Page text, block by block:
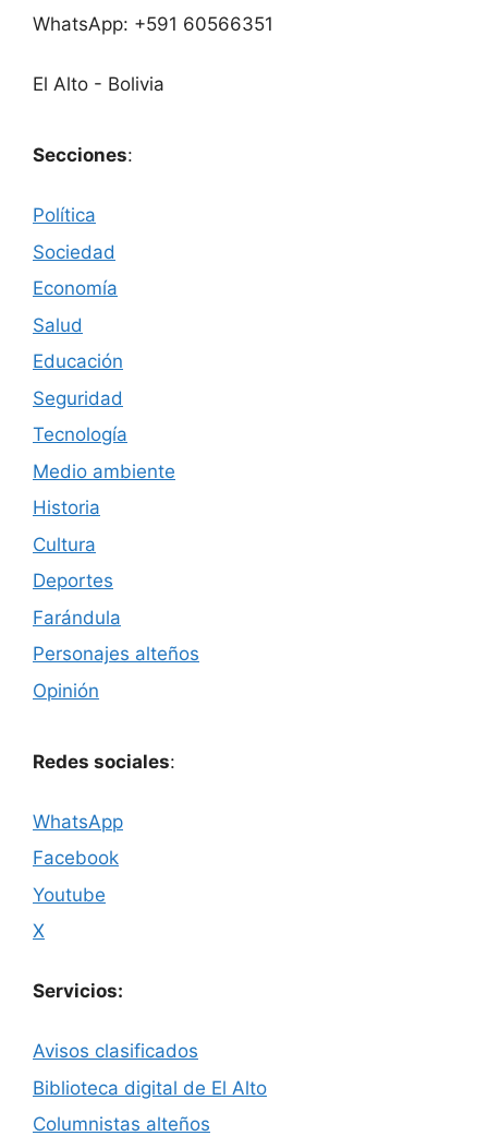
WhatsApp: +591 60566351
El Alto - Bolivia
Secciones:
Política
Sociedad
Economía
Salud
Educación
Seguridad
Tecnología
Medio ambiente
Historia
Cultura
Deportes
Farándula
Personajes alteños
Opinión
Redes sociales:
WhatsApp
Facebook
Youtube
X
Servicios:
Avisos clasificados
Biblioteca digital de El Alto
Columnistas alteños